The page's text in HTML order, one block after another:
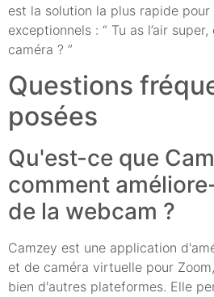
est la solution la plus rapide
exceptionnels : “ Tu as l’air
caméra ? ”
Questions
posées
Qu'est-ce que
comment
de la webcam ?
Camzey est une application
et de caméra virtuelle pour
bien d'autres plateformes. Elle